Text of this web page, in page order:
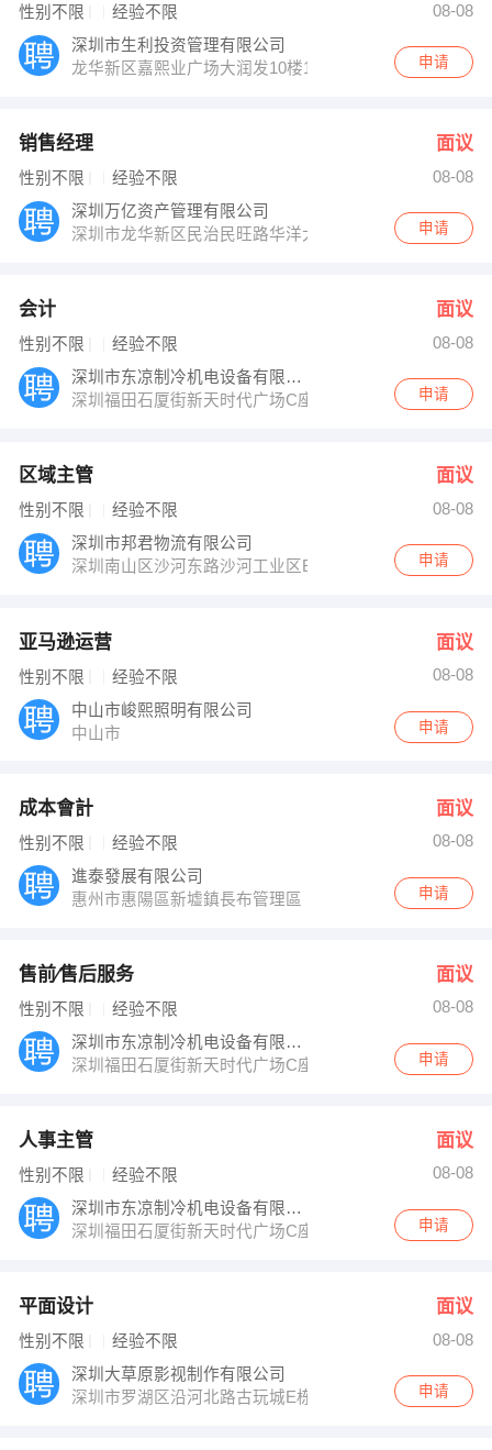
性别不限 经验不限
08-08
深圳市生利投资管理有限公司
龙华新区嘉熙业广场大润发10楼1028
申请
销售经理 面议
性别不限 经验不限
08-08
深圳万亿资产管理有限公司
深圳市龙华新区民治民旺路华洋大厦4楼
申请
会计 面议
性别不限 经验不限
08-08
深圳市东凉制冷机电设备有限公司
深圳福田石厦街新天时代广场C座2107
申请
区域主管 面议
性别不限 经验不限
08-08
深圳市邦君物流有限公司
深圳南山区沙河东路沙河工业区B8栋四楼
申请
亚马逊运营 面议
性别不限 经验不限
08-08
中山市峻熙照明有限公司
中山市
申请
成本會計 面议
性别不限 经验不限
08-08
進泰發展有限公司
惠州市惠陽區新墟鎮長布管理區
申请
售前∕售后服务 面议
性别不限 经验不限
08-08
深圳市东凉制冷机电设备有限公司
深圳福田石厦街新天时代广场C座2107
申请
人事主管 面议
性别不限 经验不限
08-08
深圳市东凉制冷机电设备有限公司
深圳福田石厦街新天时代广场C座2107
申请
平面设计 面议
性别不限 经验不限
08-08
深圳大草原影视制作有限公司
深圳市罗湖区沿河北路古玩城E栋三楼
申请